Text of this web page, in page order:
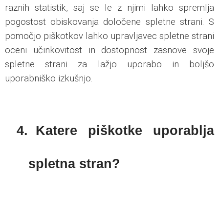
raznih statistik, saj se le z njimi lahko spremlja
pogostost obiskovanja določene spletne strani. S
pomočjo piškotkov lahko upravljavec spletne strani
oceni učinkovitost in dostopnost zasnove svoje
spletne strani za lažjo uporabo in boljšo
uporabniško izkušnjo.
4. Katere piškotke uporablja
spletna stran?